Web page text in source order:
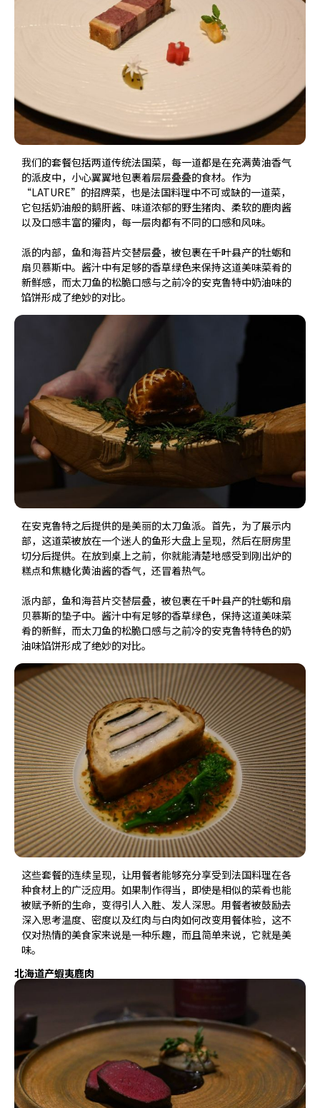
我们的套餐包括两道传统法国菜，每一道都是在充满黄油香气
的派皮中，小心翼翼地包裹着层层叠叠的食材。作为
“LATURE”的招牌菜，也是法国料理中不可或缺的一道菜，
它包括奶油般的鹅肝酱、味道浓郁的野生猪肉、柔软的鹿肉酱
以及口感丰富的獾肉，每一层肉都有不同的口感和风味。
派的内部，鱼和海苔片交替层叠，被包裹在千叶县产的牡蛎和
扇贝慕斯中。酱汁中有足够的香草绿色来保持这道美味菜肴的
新鲜感，而太刀鱼的松脆口感与之前冷的安克鲁特中奶油味的
馅饼形成了绝妙的对比。
在安克鲁特之后提供的是美丽的太刀鱼派。首先，为了展示内
部，这道菜被放在一个迷人的鱼形大盘上呈现，然后在厨房里
切分后提供。在放到桌上之前，你就能清楚地感受到刚出炉的
糕点和焦糖化黄油酱的香气，还冒着热气。
派内部，鱼和海苔片交替层叠，被包裹在千叶县产的牡蛎和扇
贝慕斯的垫子中。酱汁中有足够的香草绿色，保持这道美味菜
肴的新鲜，而太刀鱼的松脆口感与之前冷的安克鲁特特色的奶
油味馅饼形成了绝妙的对比。
这些套餐的连续呈现，让用餐者能够充分享受到法国料理在各
种食材上的广泛应用。如果制作得当，即使是相似的菜肴也能
被赋予新的生命，变得引人入胜、发人深思。用餐者被鼓励去
深入思考温度、密度以及红肉与白肉如何改变用餐体验，这不
仅对热情的美食家来说是一种乐趣，而且简单来说，它就是美
味。
北海道产蝦夷鹿肉